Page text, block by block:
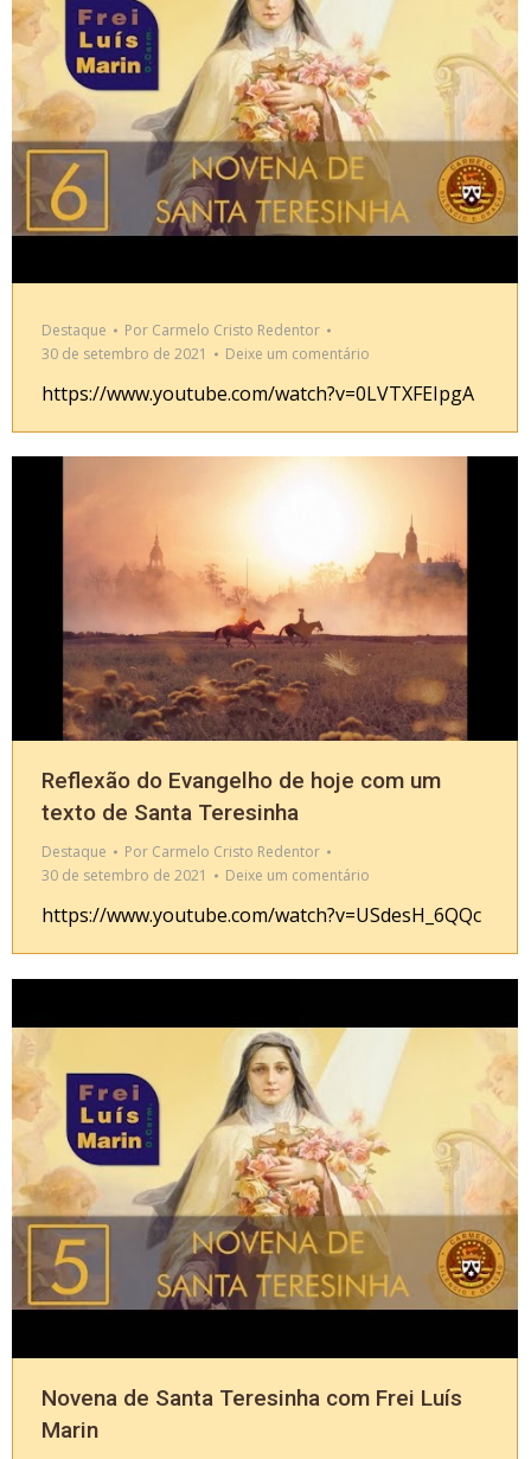
Destaque Por Carmelo Cristo Redentor
30 de setembro de 2021
Deixe um comentário
https://www.youtube.com/watch?v=0LVTXFEIpgA
Reflexão do Evangelho de hoje com um
texto de Santa Teresinha
Destaque Por Carmelo Cristo Redentor
30 de setembro de 2021
Deixe um comentário
https://www.youtube.com/watch?v=USdesH_6QQc
Novena de Santa Teresinha com Frei Luís
Marin